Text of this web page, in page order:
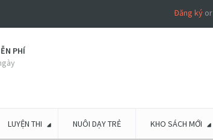
Đăng kýor
PHÍ
LUYỆN THI NUÔI DẠY TRẺ KHO SÁCH MỚI